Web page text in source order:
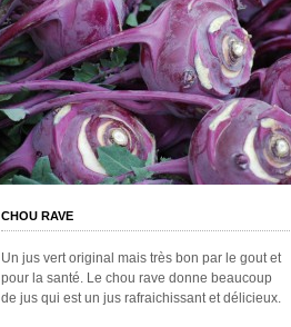
CHOU RAVE
Un jus vert original mais très bon par le gout et
pour la santé. Le chou rave donne beaucoup
de jus qui est un jus rafraichissant et délicieux.